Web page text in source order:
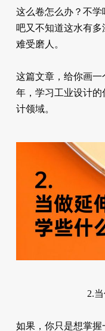
这么卷怎么办？不
吧又不知道这水有
难受磨人。
这篇文章，给你画一
年，学习工业设计
计领域。
2.
如果，你只是想掌